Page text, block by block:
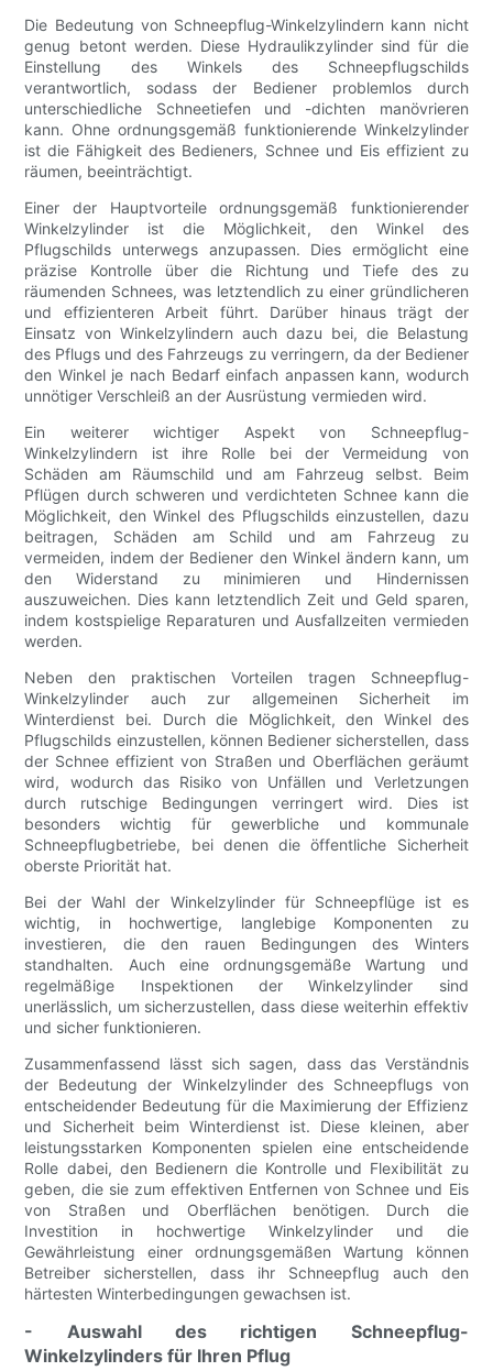
Die Bedeutung von Schneepflug-Winkelzylindern kann nicht
genug betont werden. Diese Hydraulikzylinder sind für die
Einstellung des Winkels des Schneepflugschilds
verantwortlich, sodass der Bediener problemlos durch
unterschiedliche Schneetiefen und -dichten manövrieren
kann. Ohne ordnungsgemäß funktionierende Winkelzylinder
ist die Fähigkeit des Bedieners, Schnee und Eis effizient zu
räumen, beeinträchtigt.
Einer der Hauptvorteile ordnungsgemäß funktionierender
Winkelzylinder ist die Möglichkeit, den Winkel des
Pflugschilds unterwegs anzupassen. Dies ermöglicht eine
präzise Kontrolle über die Richtung und Tiefe des zu
räumenden Schnees, was letztendlich zu einer gründlicheren
und effizienteren Arbeit führt. Darüber hinaus trägt der
Einsatz von Winkelzylindern auch dazu bei, die Belastung
des Pflugs und des Fahrzeugs zu verringern, da der Bediener
den Winkel je nach Bedarf einfach anpassen kann, wodurch
unnötiger Verschleiß an der Ausrüstung vermieden wird.
Ein weiterer wichtiger Aspekt von Schneepflug-
Winkelzylindern ist ihre Rolle bei der Vermeidung von
Schäden am Räumschild und am Fahrzeug selbst. Beim
Pflügen durch schweren und verdichteten Schnee kann die
Möglichkeit, den Winkel des Pflugschilds einzustellen, dazu
beitragen, Schäden am Schild und am Fahrzeug zu
vermeiden, indem der Bediener den Winkel ändern kann, um
den Widerstand zu minimieren und Hindernissen
auszuweichen. Dies kann letztendlich Zeit und Geld sparen,
indem kostspielige Reparaturen und Ausfallzeiten vermieden
werden.
Neben den praktischen Vorteilen tragen Schneepflug-
Winkelzylinder auch zur allgemeinen Sicherheit im
Winterdienst bei. Durch die Möglichkeit, den Winkel des
Pflugschilds einzustellen, können Bediener sicherstellen, dass
der Schnee effizient von Straßen und Oberflächen geräumt
wird, wodurch das Risiko von Unfällen und Verletzungen
durch rutschige Bedingungen verringert wird. Dies ist
besonders wichtig für gewerbliche und kommunale
Schneepflugbetriebe, bei denen die öffentliche Sicherheit
oberste Priorität hat.
Bei der Wahl der Winkelzylinder für Schneepflüge ist es
wichtig, in hochwertige, langlebige Komponenten zu
investieren, die den rauen Bedingungen des Winters
standhalten. Auch eine ordnungsgemäße Wartung und
regelmäßige Inspektionen der Winkelzylinder sind
unerlässlich, um sicherzustellen, dass diese weiterhin effektiv
und sicher funktionieren.
Zusammenfassend lässt sich sagen, dass das Verständnis
der Bedeutung der Winkelzylinder des Schneepflugs von
entscheidender Bedeutung für die Maximierung der Effizienz
und Sicherheit beim Winterdienst ist. Diese kleinen, aber
leistungsstarken Komponenten spielen eine entscheidende
Rolle dabei, den Bedienern die Kontrolle und Flexibilität zu
geben, die sie zum effektiven Entfernen von Schnee und Eis
von Straßen und Oberflächen benötigen. Durch die
Investition in hochwertige Winkelzylinder und die
Gewährleistung einer ordnungsgemäßen Wartung können
Betreiber sicherstellen, dass ihr Schneepflug auch den
härtesten Winterbedingungen gewachsen ist.
- Auswahl des richtigen Schneepflug-
Winkelzylinders für Ihren Pflug